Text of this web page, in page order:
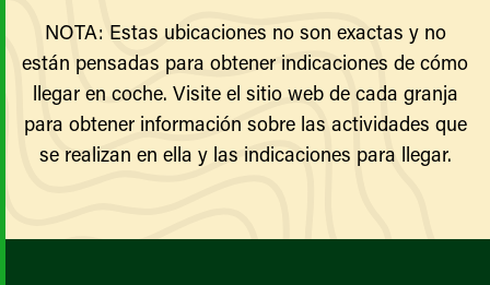
NOTA: Estas ubicaciones no son exactas y no
están pensadas para obtener indicaciones de cómo
llegar en coche. Visite el sitio web de cada granja
para obtener información sobre las actividades que
se realizan en ella y las indicaciones para llegar.